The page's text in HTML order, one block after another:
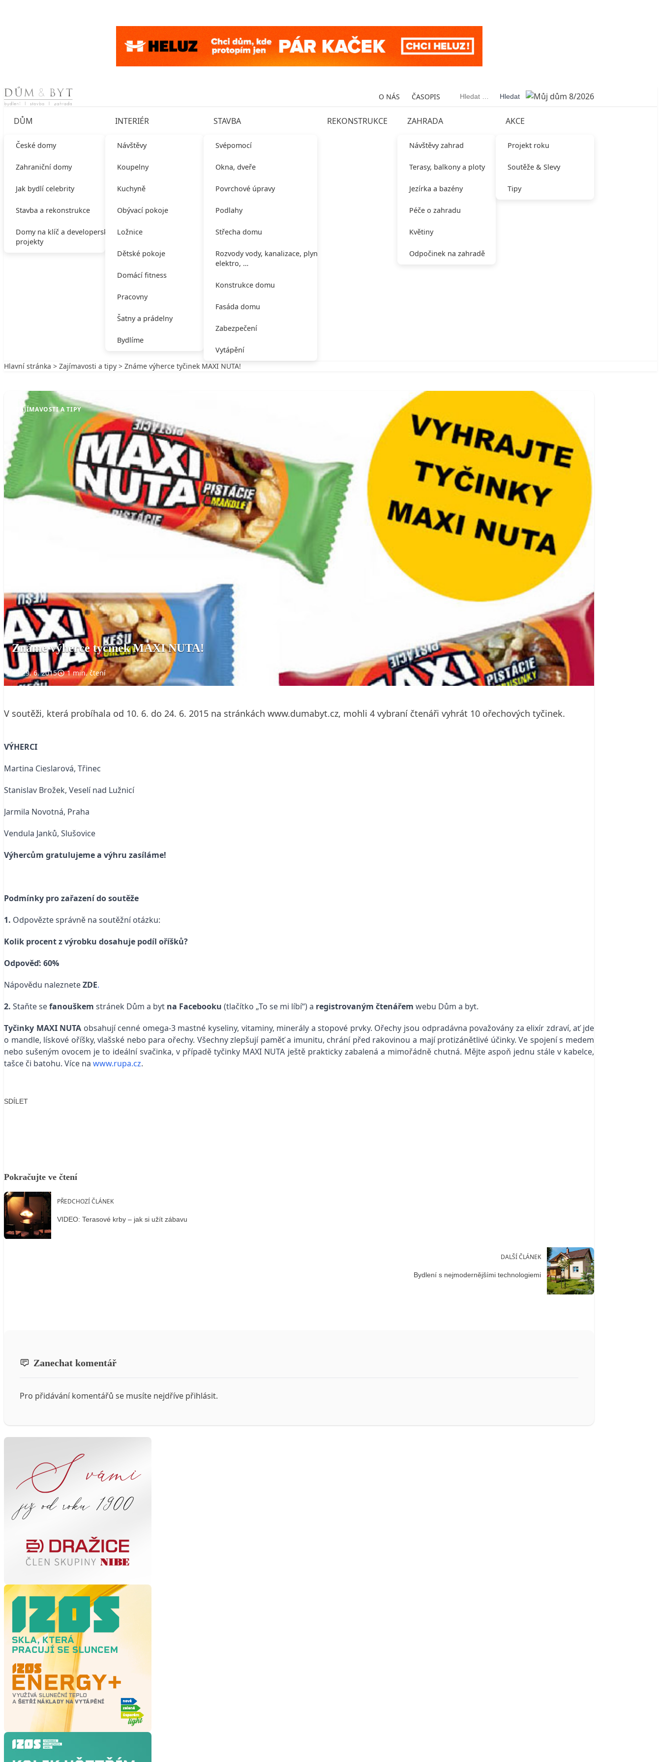
Skip to content O NÁS ČASOPIS Vyhledávání
DŮM
České domy
Zahraniční domy
Jak bydlí celebrity
Stavba a rekonstrukce
Domy na klíč a developerské
projekty
INTERIÉR
Návštěvy
Koupelny
Kuchyně
Obývací pokoje
Ložnice
Dětské pokoje
Domácí fitness
Pracovny
Šatny a prádelny
Bydlíme
STAVBA
Svépomocí
Okna, dveře
Povrchové úpravy
Podlahy
Střecha domu
Rozvody vody, kanalizace, plynu,
elektro, …
Konstrukce domu
Fasáda domu
Zabezpečení
Vytápění
REKONSTRUKCE ZAHRADA
Návštěvy zahrad
Terasy, balkony a ploty
Jezírka a bazény
Péče o zahradu
Květiny
Odpočinek na zahradě
AKCE
Projekt roku
Soutěže & Slevy
Tipy
Hlavní stránka > Zajímavosti a tipy > Známe výherce tyčinek MAXI NUTA!
ZAJÍMAVOSTI A TIPY
Známe výherce tyčinek MAXI NUTA!
29. 6. 2015 1 min. čtení
V soutěži, která probíhala od 10. 6. do 24. 6. 2015 na stránkách www.dumabyt.cz, mohli 4 vybraní čtenáři vyhrát 10 ořechových tyčinek.
VÝHERCI
Martina Cieslarová, Třinec
Stanislav Brožek, Veselí nad Lužnicí
Jarmila Novotná, Praha
Vendula Janků, Slušovice
Výhercům gratulujeme a výhru zasíláme!
Podmínky pro zařazení do soutěže
1. Odpovězte správně na soutěžní otázku:
Kolik procent z výrobku dosahuje podíl oříšků?
Odpověď: 60%
Nápovědu nalezneteZDE.
2. Staňte sefanouškem stránek Dům a byt na Facebooku (tlačítko „To se mi líbí“) a registrovaným čtenářem webu Dům a byt.
Tyčinky MAXI NUTA obsahují cenné omega-3 mastné kyseliny, vitaminy, minerály a stopové prvky. Ořechy jsou odpradávna považovány za elixír zdraví, ať jde
o mandle, lískové oříšky, vlašské nebo para ořechy. Všechny zlepšují paměť a imunitu, chrání před rakovinou a mají protizánětlivé účinky. Ve spojení s medem
nebo sušeným ovocem je to ideální svačinka, v případě tyčinky MAXI NUTA ještě prakticky zabalená a mimořádně chutná. Mějte aspoň jednu stále v kabelce,
tašce či batohu. Více na www.rupa.cz.
SDÍLET
Pokračujte ve čtení
PŘEDCHOZÍ ČLÁNEK
VIDEO: Terasové krby – jak si užít zábavu
DALŠÍ ČLÁNEK
Bydlení s nejmodernějšími technologiemi
Zanechat komentář
Pro přidávání komentářů se musíte nejdříve přihlásit.